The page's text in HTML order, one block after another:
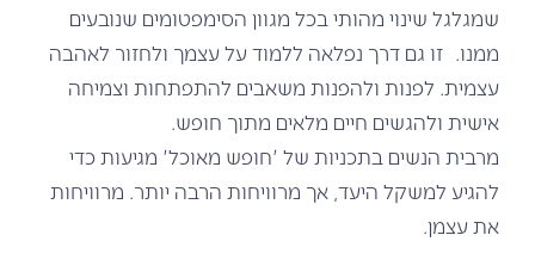
שמגלגל שינוי מהותי בכל מגוון הסימפטומים שנובעים
ממנו. זו גם דרך נפלאה ללמוד על עצמך ולחזור לאהבה
עצמית. לפנות ולהפנות משאבים להתפתחות וצמיחה
אישית ולהגשים חיים מלאים מתוך חופש.
מרבית הנשים בתכניות של 'חופש מאוכל' מגיעות כדי
להגיע למשקל היעד, אך מרוויחות הרבה יותר. מרוויחות
את עצמן.